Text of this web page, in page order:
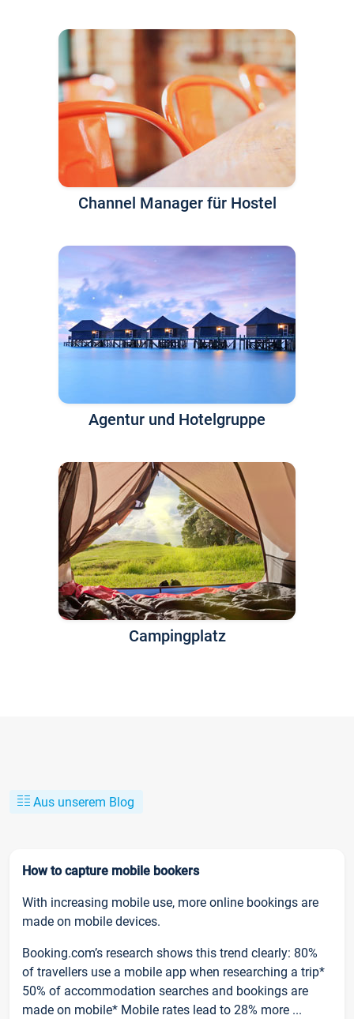
Channel Manager für Hostel
Agentur und Hotelgruppe
Campingplatz
Aus unserem Blog
How to capture mobile bookers
With increasing mobile use, more online bookings are
made on mobile devices.
Booking.com’s research shows this trend clearly: 80%
of travellers use a mobile app when researching a trip*
50% of accommodation searches and bookings are
made on mobile* Mobile rates lead to 28% more ...